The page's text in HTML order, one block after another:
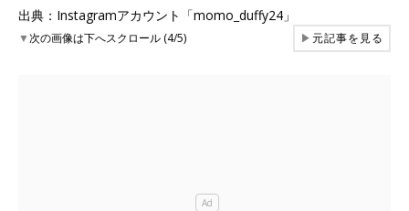
出典：Instagramアカウント「momo_duffy24」
▼次の画像は下へスクロール (4/5) ▶元記事を見る